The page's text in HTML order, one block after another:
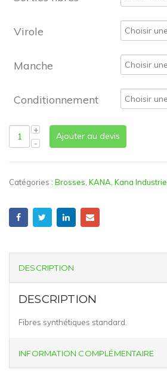
Virole
Manche
Conditionnement
Ajouter au devis
Catégories : Brosses KANA Kana Industrie
DESCRIPTION
DESCRIPTION
Fibres synthétiques standard.
INFORMATION COMPLÉMENTAIRE